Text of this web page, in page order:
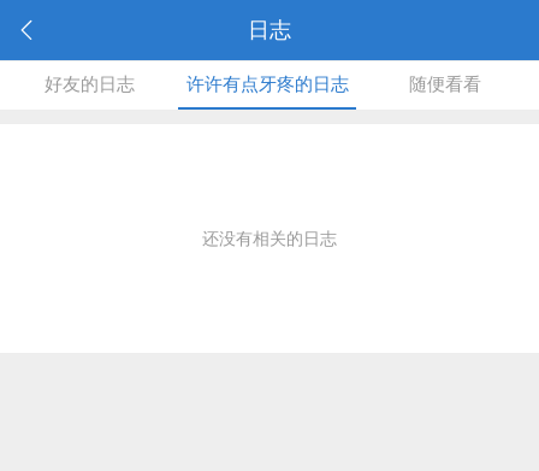
日志
好友的日志 许许有点牙疼的日志 随便看看
还没有相关的日志